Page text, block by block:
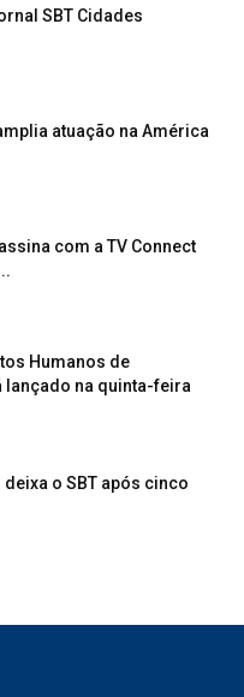
SBT Cidades
atuação na América
com a TV Connect
Humanos de
na quinta-feira
o SBT após cinco